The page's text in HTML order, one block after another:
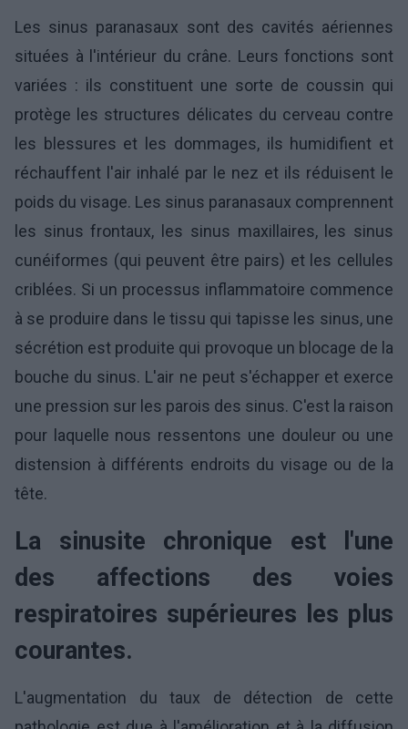
Les sinus paranasaux sont des cavités aériennes
situées à l'intérieur du crâne. Leurs fonctions sont
variées : ils constituent une sorte de coussin qui
protège les structures délicates du cerveau contre
les blessures et les dommages, ils humidifient et
réchauffent l'air inhalé par le nez et ils réduisent le
poids du visage. Les sinus paranasaux comprennent
les sinus frontaux, les sinus maxillaires, les sinus
cunéiformes (qui peuvent être pairs) et les cellules
criblées. Si un processus inflammatoire commence
à se produire dans le tissu qui tapisse les sinus, une
sécrétion est produite qui provoque un blocage de la
bouche du sinus. L'air ne peut s'échapper et exerce
une pression sur les parois des sinus. C'est la raison
pour laquelle nous ressentons une douleur ou une
distension à différents endroits du visage ou de la
tête.
La sinusite chronique est l'une
des affections des voies
respiratoires supérieures les plus
courantes.
L'augmentation du taux de détection de cette